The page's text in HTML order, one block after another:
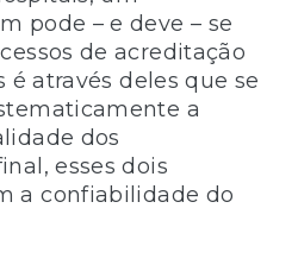
pode – e deve – se
de acreditação
é através deles que se
a
dos
esses dois
a confiabilidade do